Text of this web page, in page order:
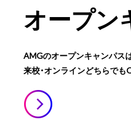
オープン
AMGのオープンキャンパス
来校・オンラインどちらでも